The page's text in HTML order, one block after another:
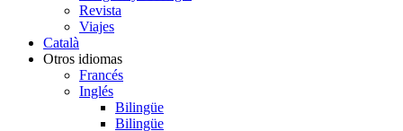
Revista
Viajes
Català
Otros idiomas
Francés
Inglés
Bilingüe
Bilingüe